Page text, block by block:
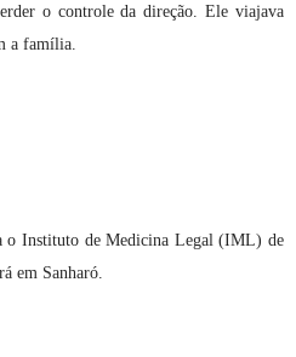
o controle da direção. Ele viajava
a família.
o Instituto de Medicina Legal (IML) de
em Sanharó.